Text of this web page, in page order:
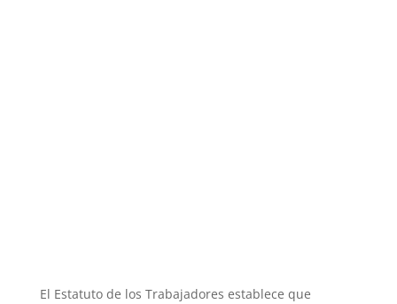
El Estatuto de los Trabajadores establece que